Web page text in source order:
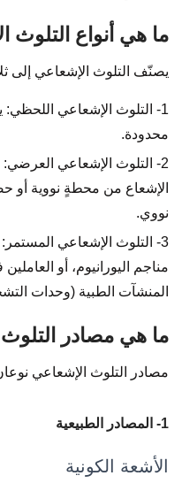
ما هي أنواع التلوث
يصنّف التلوث الإشعاعي إلى
1- التلوث الإشعاعي اللحظي:
محدودة.
2- التلوث الإشعاعي
الإشعاع من محطةٍ نووية
نووي.
3- التلوث الإشعاعي
مناجم اليورانيوم، أو
المنشآت الطبية (وحدات
ما هي مصادر
مصادر التلوث الإشعاعي
1- المصادر الطبيعية
الأشعة الكونية